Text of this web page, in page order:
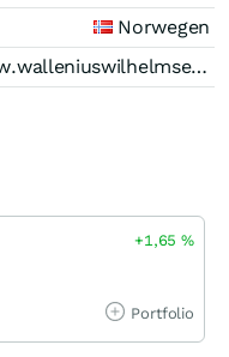
Norwegen
www.walleniuswilhelmsen.com
+1,65%
Portfolio